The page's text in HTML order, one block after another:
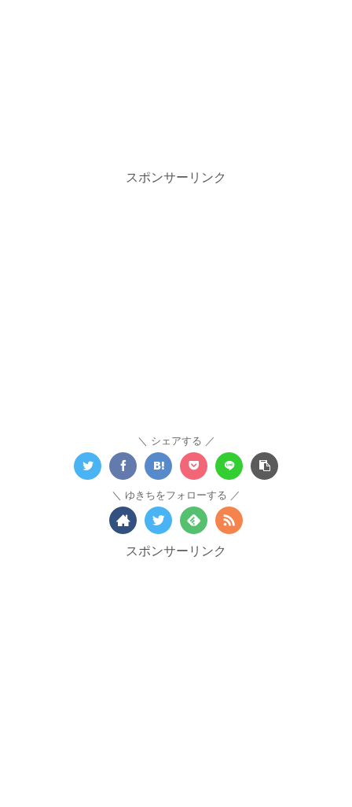
スポンサーリンク
シェアする
ゆきちをフォローする
スポンサーリンク